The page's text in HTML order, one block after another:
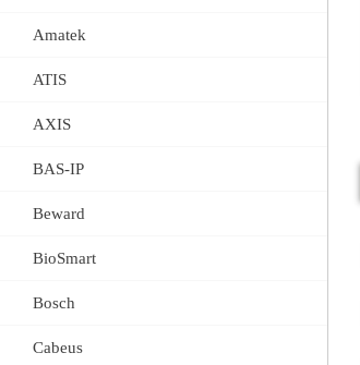
Amatek
ATIS
AXIS
BAS-IP
Beward
BioSmart
Bosch
Cabeus